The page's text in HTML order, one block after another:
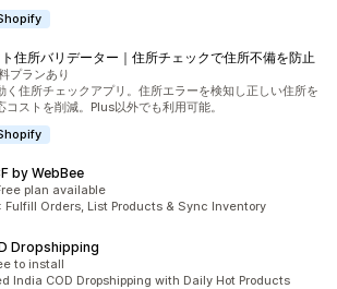
住所バリデーター｜住所チェックで住所不備を防止
プランあり
く住所チェックアプリ。住所エラーを検知し正しい住所を
コストを削減。Plus以外でも利用可能。
by WebBee
plan available
Fulfill Orders, List Products & Sync Inventory
Dropshipping
to install
India COD Dropshipping with Daily Hot Products